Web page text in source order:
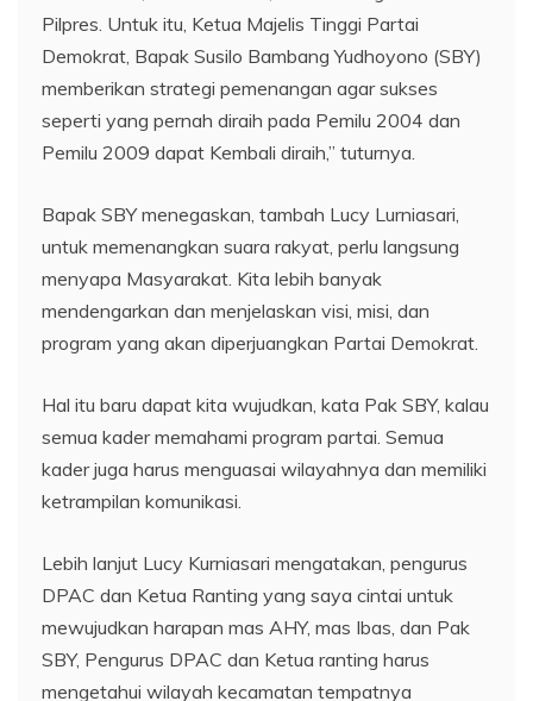
Pilpres. Untuk itu, Ketua Majelis Tinggi Partai
Demokrat, Bapak Susilo Bambang Yudhoyono (SBY)
memberikan strategi pemenangan agar sukses
seperti yang pernah diraih pada Pemilu 2004 dan
Pemilu 2009 dapat Kembali diraih,” tuturnya.
Bapak SBY menegaskan, tambah Lucy Lurniasari,
untuk memenangkan suara rakyat, perlu langsung
menyapa Masyarakat. Kita lebih banyak
mendengarkan dan menjelaskan visi, misi, dan
program yang akan diperjuangkan Partai Demokrat.
Hal itu baru dapat kita wujudkan, kata Pak SBY, kalau
semua kader memahami program partai. Semua
kader juga harus menguasai wilayahnya dan memiliki
ketrampilan komunikasi.
Lebih lanjut Lucy Kurniasari mengatakan, pengurus
DPAC dan Ketua Ranting yang saya cintai untuk
mewujudkan harapan mas AHY, mas Ibas, dan Pak
SBY, Pengurus DPAC dan Ketua ranting harus
mengetahui wilayah kecamatan tempatnya